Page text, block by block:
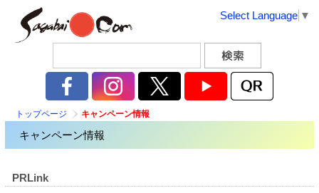
Select Language ▼
トップページ キャンペーン情報
キャンペーン情報
PRLink